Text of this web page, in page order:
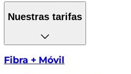
Nuestras tarifas
Fibra + Móvil